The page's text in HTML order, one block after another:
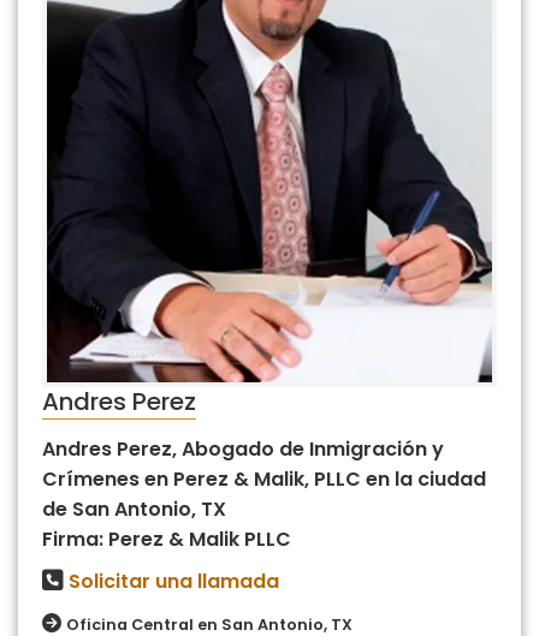
Andres Perez
Andres Perez, Abogado de Inmigración y
Crímenes en Perez & Malik, PLLC en la ciudad
de San Antonio, TX
Firma: Perez & Malik PLLC
Solicitar una llamada
Oficina Central en San Antonio, TX